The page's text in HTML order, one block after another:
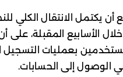
يكتمل الانتقال الكلي
الأسابيع المقبلة، على
بعمليات التسجيل
الوصول إلى الحسابات.